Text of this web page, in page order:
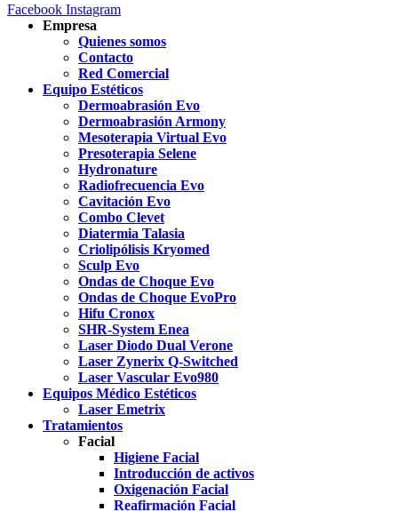
Facebook Instagram
Empresa
Quienes somos
Contacto
Red Comercial
Equipo Estéticos
Dermoabrasión Evo
Dermoabrasión Armony
Mesoterapia Virtual Evo
Presoterapia Selene
Hydronature
Radiofrecuencia Evo
Cavitación Evo
Combo Clevet
Diatermia Talasia
Criolipólisis Kryomed
Sculp Evo
Ondas de Choque Evo
Ondas de Choque EvoPro
Hifu Cronox
SHR-System Enea
Laser Diodo Dual Verone
Laser Zynerix Q-Switched
Laser Vascular Evo980
Equipos Médico Estéticos
Laser Emetrix
Tratamientos
Facial
Higiene Facial
Introducción de activos
Oxigenación Facial
Reafirmación Facial